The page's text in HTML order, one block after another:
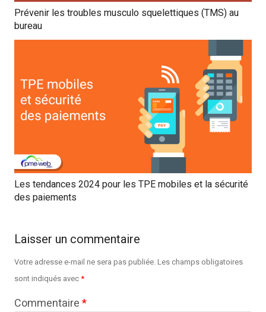
Prévenir les troubles musculo squelettiques (TMS) au
bureau
Les tendances 2024 pour les TPE mobiles et la sécurité
des paiements
Laisser un commentaire
Votre adresse e-mail ne sera pas publiée.Les champs obligatoires
sont indiqués avec*
Commentaire*